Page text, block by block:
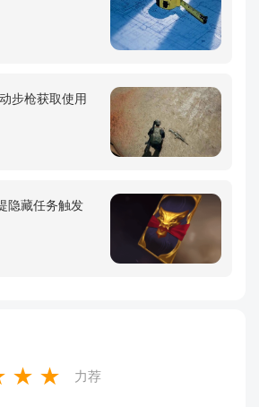
步枪获取使用
隐藏任务触发
★ ★ 力荐